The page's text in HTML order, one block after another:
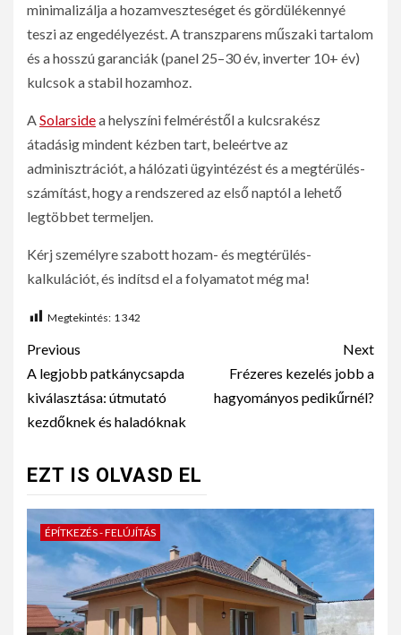
minimalizálja a hozamveszteséget és gördülékennyé
teszi az engedélyezést. A transzparens műszaki tartalom
és a hosszú garanciák (panel 25–30 év, inverter 10+ év)
kulcsok a stabil hozamhoz.
ASolarsidea helyszíni felméréstől a kulcsrakész
átadásig mindent kézben tart, beleértve az
adminisztrációt, a hálózati ügyintézést és a megtérülés-
számítást, hogy a rendszered az első naptól a lehető
legtöbbet termeljen.
Kérj személyre szabott hozam- és megtérülés-
kalkulációt, és indítsd el a folyamatot még ma!
Megtekintés: 1 342
Previous
A legjobb patkánycsapda
kiválasztása: útmutató
kezdőknek és haladóknak
Next
Frézeres kezelés jobb a
hagyományos pedikűrnél?
EZT IS OLVASD EL
ÉPÍTKEZÉS - FELÚJÍTÁS